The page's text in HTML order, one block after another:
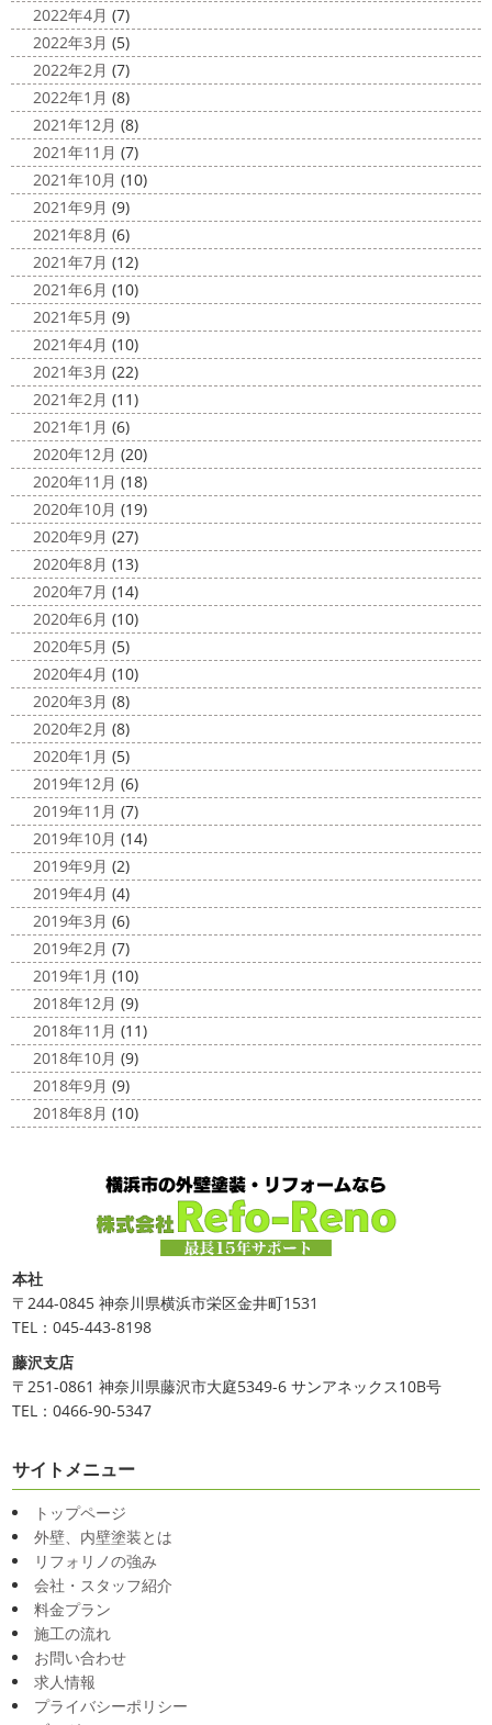
2022年4月 (7)
2022年3月 (5)
2022年2月 (7)
2022年1月 (8)
2021年12月 (8)
2021年11月 (7)
2021年10月 (10)
2021年9月 (9)
2021年8月 (6)
2021年7月 (12)
2021年6月 (10)
2021年5月 (9)
2021年4月 (10)
2021年3月 (22)
2021年2月 (11)
2021年1月 (6)
2020年12月 (20)
2020年11月 (18)
2020年10月 (19)
2020年9月 (27)
2020年8月 (13)
2020年7月 (14)
2020年6月 (10)
2020年5月 (5)
2020年4月 (10)
2020年3月 (8)
2020年2月 (8)
2020年1月 (5)
2019年12月 (6)
2019年11月 (7)
2019年10月 (14)
2019年9月 (2)
2019年4月 (4)
2019年3月 (6)
2019年2月 (7)
2019年1月 (10)
2018年12月 (9)
2018年11月 (11)
2018年10月 (9)
2018年9月 (9)
2018年8月 (10)
本社
〒244-0845 神奈川県横浜市栄区金井町1531
TEL：045-443-8198
藤沢支店
〒251-0861 神奈川県藤沢市大庭5349-6 サンアネックス10B号
TEL：0466-90-5347
サイトメニュー
トップページ
外壁、内壁塗装とは
リフォリノの強み
会社・スタッフ紹介
料金プラン
施工の流れ
お問い合わせ
求人情報
プライバシーポリシー